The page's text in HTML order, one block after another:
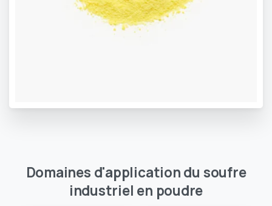
Domaines d'applicationdu soufre
industriel en poudre